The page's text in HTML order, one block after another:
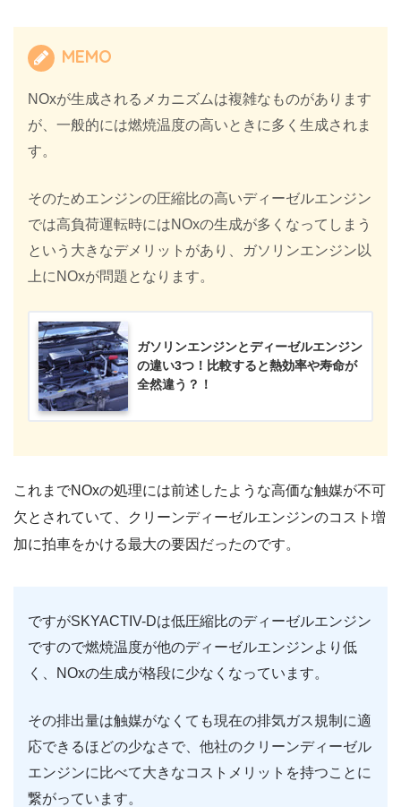
MEMO
NOxが生成されるメカニズムは複雑なものがあります
が、一般的には燃焼温度の高いときに多く生成されま
す。
そのためエンジンの圧縮比の高いディーゼルエンジン
では高負荷運転時にはNOxの生成が多くなってしまう
という大きなデメリットがあり、ガソリンエンジン以
上にNOxが問題となります。
ガソリンエンジンとディーゼルエンジン
の違い3つ！比較すると熱効率や寿命が
全然違う？！
これまでNOxの処理には前述したような高価な触媒が不可
欠とされていて、クリーンディーゼルエンジンのコスト増
加に拍車をかける最大の要因だったのです。
ですがSKYACTIV-Dは低圧縮比のディーゼルエンジン
ですので燃焼温度が他のディーゼルエンジンより低
く、NOxの生成が格段に少なくなっています。
その排出量は触媒がなくても現在の排気ガス規制に適
応できるほどの少なさで、他社のクリーンディーゼル
エンジンに比べて大きなコストメリットを持つことに
繋がっています。